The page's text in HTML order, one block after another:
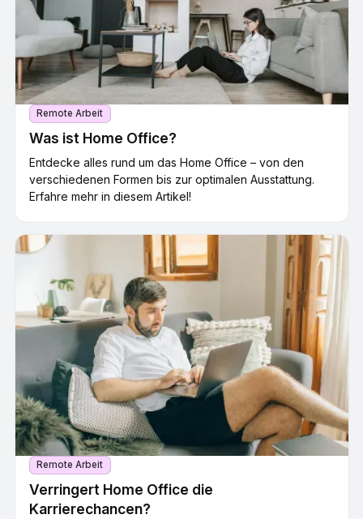
Remote Arbeit
Was ist Home Office?
Entdecke alles rund um das Home Office – von den
verschiedenen Formen bis zur optimalen Ausstattung.
Erfahre mehr in diesem Artikel!
Remote Arbeit
Verringert Home Office die
Karrierechancen?